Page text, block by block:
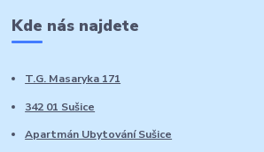
Kde nás najdete
T.G. Masaryka 171
342 01 Sušice
Apartmán Ubytování Sušice